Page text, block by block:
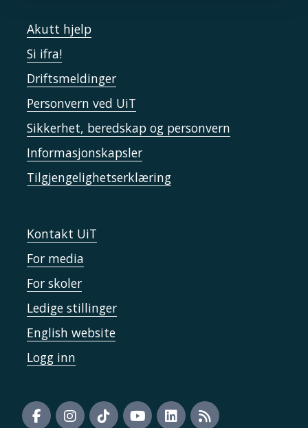
Akutt hjelp
Si ifra!
Driftsmeldinger
Personvern ved UiT
Sikkerhet, beredskap og personvern
Informasjonskapsler
Tilgjengelighetserklæring
Kontakt UiT
For media
For skoler
Ledige stillinger
English website
Logg inn